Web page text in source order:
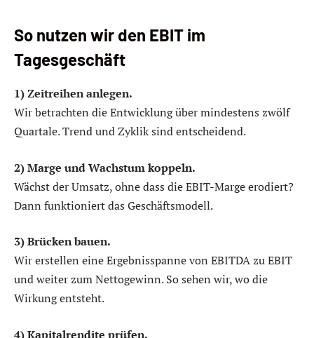
So nutzen wir den EBIT im
Tagesgeschäft
1) Zeitreihen anlegen.
Wir betrachten die Entwicklung über mindestens zwölf
Quartale. Trend und Zyklik sind entscheidend.
2) Marge und Wachstum koppeln.
Wächst der Umsatz, ohne dass die EBIT-Marge erodiert?
Dann funktioniert das Geschäftsmodell.
3) Brücken bauen.
Wir erstellen eine Ergebnisspanne von EBITDA zu EBIT
und weiter zum Nettogewinn. So sehen wir, wo die
Wirkung entsteht.
4) Kapitalrendite prüfen.